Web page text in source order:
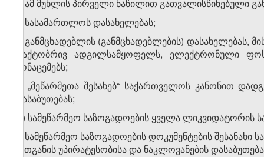
2. ამ მუხლის პირველი ნაწილით გათვალისწინებული
ა) სასამართლოს დასახელებას;
ბ) განმცხადებლის (განმცხადებლების) დასახელებას,
ფაქტობრივ ადგილსამყოფელს, ელექტრონული
მონაცემებს;
გ) „მეწარმეთა შესახებ“ საქართველოს კანონით
დასაბუთებას;
დ) სამეწარმეო საზოგადოების ყველა ლიკვიდატორის
ე) სამეწარმეო საზოგადოების დოკუმენტების
მათგანის უპირატესობისა და ნაკლოვანების